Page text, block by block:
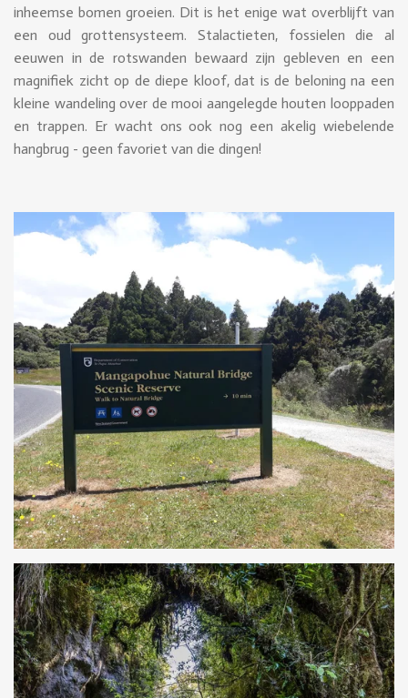
inheemse bomen groeien. Dit is het enige wat overblijft van
een oud grottensysteem. Stalactieten, fossielen die al
eeuwen in de rotswanden bewaard zijn gebleven en een
magnifiek zicht op de diepe kloof, dat is de beloning na een
kleine wandeling over de mooi aangelegde houten looppaden
en trappen. Er wacht ons ook nog een akelig wiebelende
hangbrug - geen favoriet van die dingen!